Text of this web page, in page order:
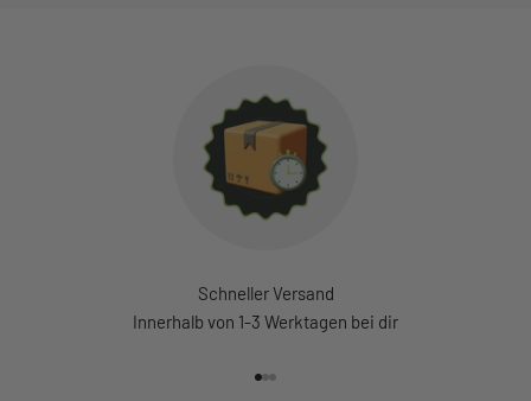
Schneller Versand
Innerhalb von 1-3 Werktagen bei dir